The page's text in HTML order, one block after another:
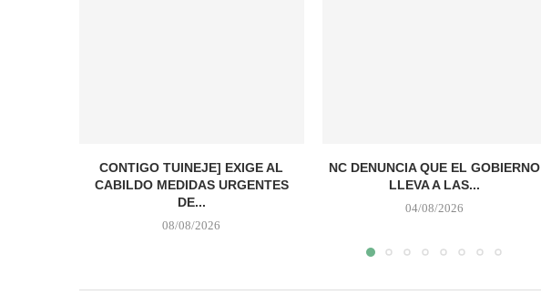
CONTIGO TUINEJE] EXIGE AL
CABILDO MEDIDAS URGENTES
DE...
08/08/2026
NC DENUNCIA QUE EL GOBIERNO
LLEVA A LAS...
04/08/2026